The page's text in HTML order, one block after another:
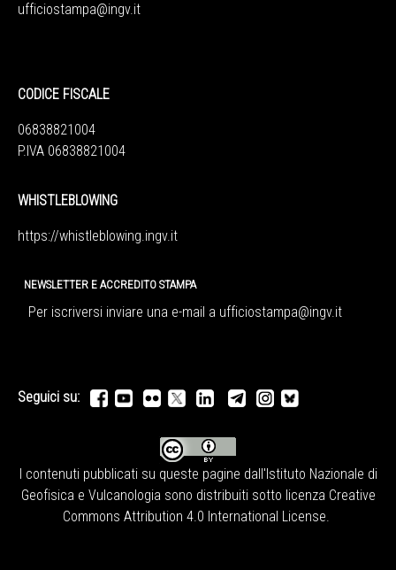
ufficiostampa@ingv.it
CODICE FISCALE
06838821004
P.IVA 06838821004
WHISTLEBLOWING
https://whistleblowing.ingv.it
NEWSLETTER E ACCREDITO STAMPA
Per iscriversi inviare una e-mail a ufficiostampa@ingv.it
Seguici su:
I contenuti pubblicati su queste pagine dall' Istituto Nazionale di
Geofisica e Vulcanologia sono distribuiti sotto licenza Creative
Commons Attribution 4.0 International License.